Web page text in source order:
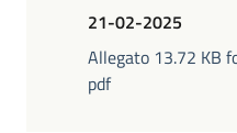
21-02-2025
Allegato 13.72 KB
pdf